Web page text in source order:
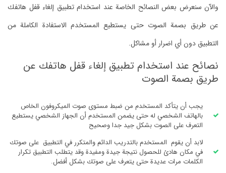
والآن سنعرض بعض النصائح الخاصة عند استخدام تطبيق إلغاء قفل هاتفك
عن طريق بصمة الصوتحتى يستطيع المستخدم الاستفادة الكاملة من
التطبيق دون أي اضرار أو مشاكل.
نصائح عند استخدام تطبيق إلغاء قفل هاتفك عن
طريق بصمة الصوت
يجب أن يتأكد المستخدم من ضبط مستوى صوت الميكروفون الخاص
بالهاتف الشخصي له حتى يضمن المستخدم أن الجهاز الشخصي يستطيع
التعرف على الصوت بشكل جيد جدا وصحيح
لابد أن يقوم المستخدم بالتدريب الدائم والمتكرر في التطبيق على صوتك
في مكان هادئ للحصول نتيجة جيدة ومفيدة وقد يتطلب التطبيق تكرار
الكلمات مرات عديدة حتى يتعرف على صوتك بشكل أفضل.